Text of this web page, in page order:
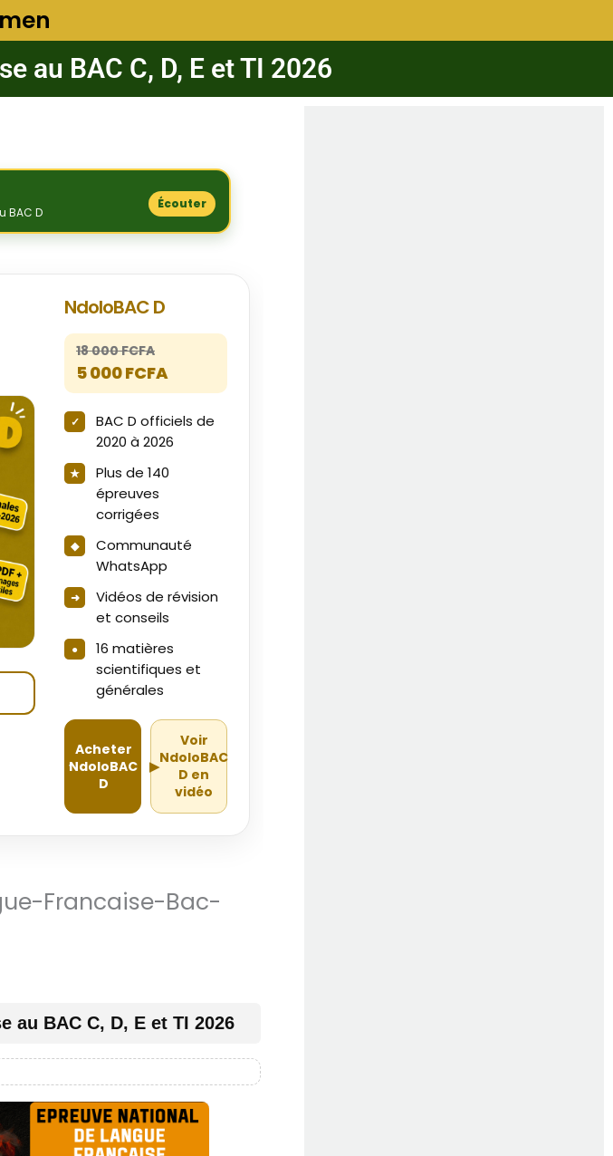
au BAC C, D, E et TI 2026
BAC D
Écouter
NdoloBAC D
18 000 FCFA
5 000 FCFA
BAC D officiels de
2020 à 2026
Plus de 140
épreuves
corrigées
Communauté
WhatsApp
Vidéos de révision
et conseils
16 matières
scientifiques et
générales
Acheter
NdoloBAC
D
▶
Voir
NdoloBAC
D en
vidéo
Francaise-Bac-
au BAC C, D, E et TI 2026